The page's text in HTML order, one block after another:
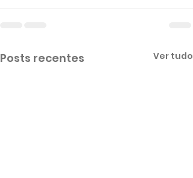
Posts recentes Ver tudo